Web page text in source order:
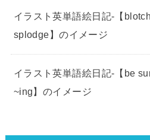
イラスト英単語絵日記-【
splodge】のイメージ
イラスト英単語絵日記-【be
~ing】のイメージ